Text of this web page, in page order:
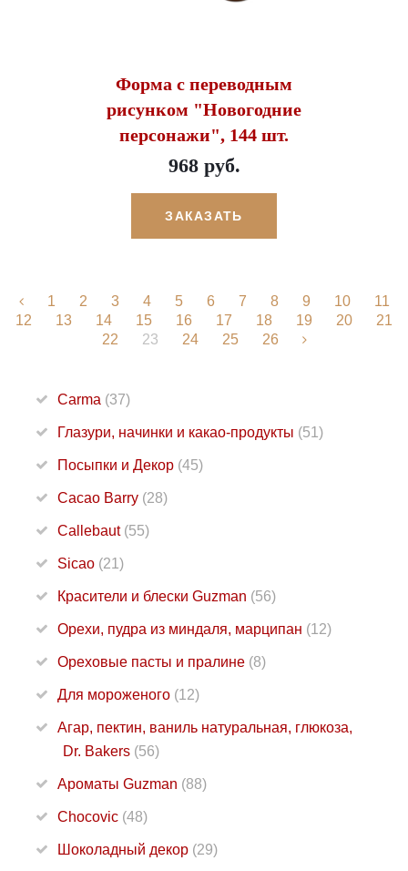
Форма с переводным
рисунком "Новогодние
персонажи", 144 шт.
968 руб.
ЗАКАЗАТЬ
1 2 3 4 5 6 7 8 9 10
11
12
13 14 15 16 17 18 19 20
21
22
23 24 25 26
Carma (37)
Глазури, начинки и какао-продукты (51)
Посыпки и Декор (45)
Cacao Barry (28)
Callebaut (55)
Sicao (21)
Красители и блески Guzman (56)
Орехи, пудра из миндаля, марципан (12)
Ореховые пасты и пралине (8)
Для мороженого (12)
Агар, пектин, ваниль натуральная, глюкоза,
Dr. Bakers (56)
Ароматы Guzman (88)
Chocovic (48)
Шоколадный декор (29)